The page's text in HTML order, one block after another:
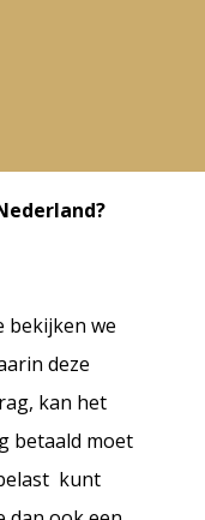
bekijken we
deze
kan het
betaald moet
kunt